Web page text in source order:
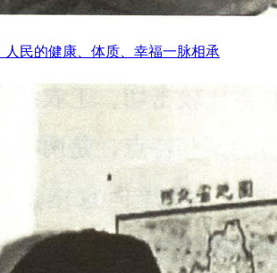
人民的健康、体质、幸福一脉相承